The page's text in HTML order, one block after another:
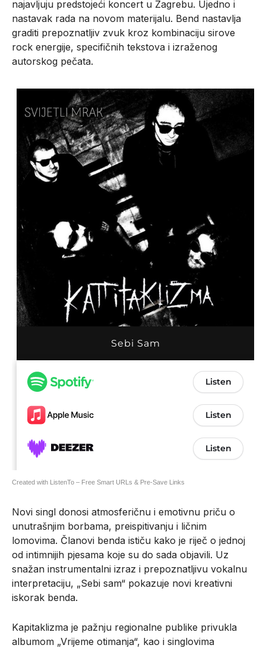
najavljuju predstojeći koncert u Zagrebu. Ujedno i
nastavak rada na novom materijalu. Bend nastavlja
graditi prepoznatljiv zvuk kroz kombinaciju sirove
rock energije, specifičnih tekstova i izraženog
autorskog pečata.
Created with ListenTo – Free Smart URLs & Pre-Save Links
Novi singl donosi atmosferičnu i emotivnu priču o
unutrašnjim borbama, preispitivanju i ličnim
lomovima. Članovi benda ističu kako je riječ o jednoj
od intimnijih pjesama koje su do sada objavili. Uz
snažan instrumentalni izraz i prepoznatljivu vokalnu
interpretaciju, „Sebi sam“ pokazuje novi kreativni
iskorak benda.
Kapitaklizma je pažnju regionalne publike privukla
albumom „Vrijeme otimanja“, kao i singlovima